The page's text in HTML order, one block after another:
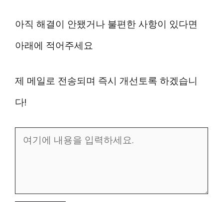
아직 해결이 안됐거나 불편한 사항이 있다면
아래에 적어주세요
제 메일로 전송되며 즉시 개선토록 하겠습니
다!